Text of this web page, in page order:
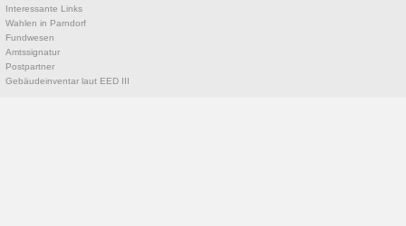
Interessante Links
Wahlen in Parndorf
Fundwesen
Amtssignatur
Postpartner
Gebäudeinventar laut EED III